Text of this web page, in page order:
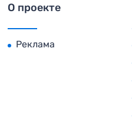
О проекте
Реклама